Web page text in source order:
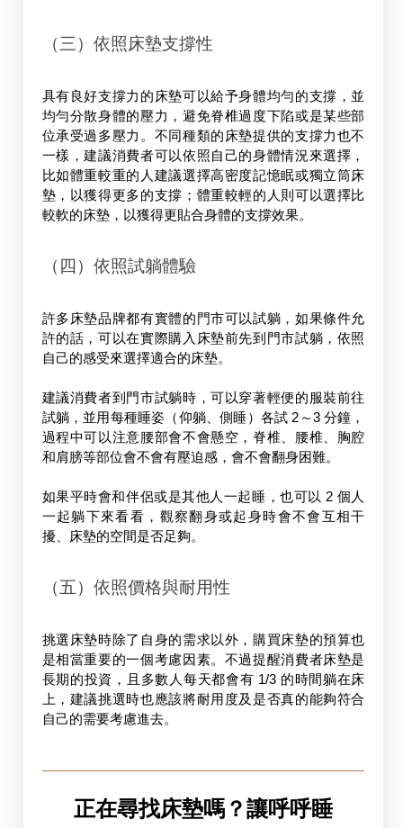
（三）依照床墊支撐性
具有良好支撐力的床墊可以給予身體均勻的支撐，並
均勻分散身體的壓力，避免脊椎過度下陷或是某些部
位承受過多壓力。不同種類的床墊提供的支撐力也不
一樣，建議消費者可以依照自己的身體情況來選擇，
比如體重較重的人建議選擇高密度記憶眠或獨立筒床
墊，以獲得更多的支撐；體重較輕的人則可以選擇比
較軟的床墊，以獲得更貼合身體的支撐效果。
（四）依照試躺體驗
許多床墊品牌都有實體的門市可以試躺，如果條件允
許的話，可以在實際購入床墊前先到門市試躺，依照
自己的感受來選擇適合的床墊。
建議消費者到門市試躺時，可以穿著輕便的服裝前往
試躺，並用每種睡姿（仰躺、側睡）各試 2～3 分鐘，
過程中可以注意腰部會不會懸空，脊椎、腰椎、胸腔
和肩膀等部位會不會有壓迫感，會不會翻身困難。
如果平時會和伴侶或是其他人一起睡，也可以 2 個人
一起躺下來看看，觀察翻身或起身時會不會互相干
擾、床墊的空間是否足夠。
（五）依照價格與耐用性
挑選床墊時除了自身的需求以外，購買床墊的預算也
是相當重要的一個考慮因素。不過提醒消費者床墊是
長期的投資，且多數人每天都會有 1/3 的時間躺在床
上，建議挑選時也應該將耐用度及是否真的能夠符合
自己的需要考慮進去。
正在尋找床墊嗎？讓呼呼睡